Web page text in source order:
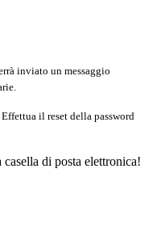
inviato un messaggio
il reset della password
di posta elettronica!